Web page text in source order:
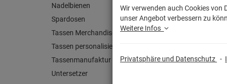
Nadelbienen
Spardosen
Tassen Merchandise
Tassen personalisiert
Tassenmanufaktur
Untersetzer
Wir verwenden auch Cookies von
unser Angebot verbessern zu
Weitere Infos
Privatsphäre und Datenschutz -